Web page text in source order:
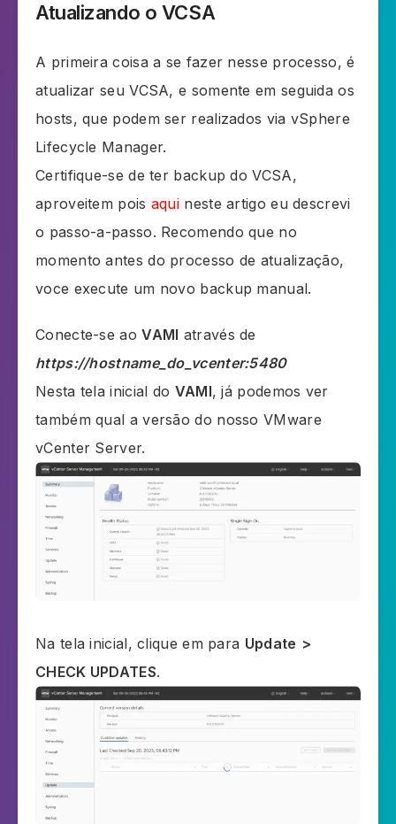
Atualizando o VCSA
A primeira coisa a se fazer nesse processo, é
atualizar seu VCSA, e somente em seguida os
hosts, que podem ser realizados via vSphere
Lifecycle Manager.
Certifique-se de ter backup do VCSA,
aproveitem pois aqui neste artigo eu descrevi
o passo-a-passo. Recomendo que no
momento antes do processo de atualização,
voce execute um novo backup manual.
Conecte-se aoVAMI através de
https://hostname_do_vcenter:5480
Nesta tela inicial do VAMI, já podemos ver
também qual a versão do nosso VMware
vCenter Server.
Na tela inicial, clique em para Update >
CHECK UPDATES.